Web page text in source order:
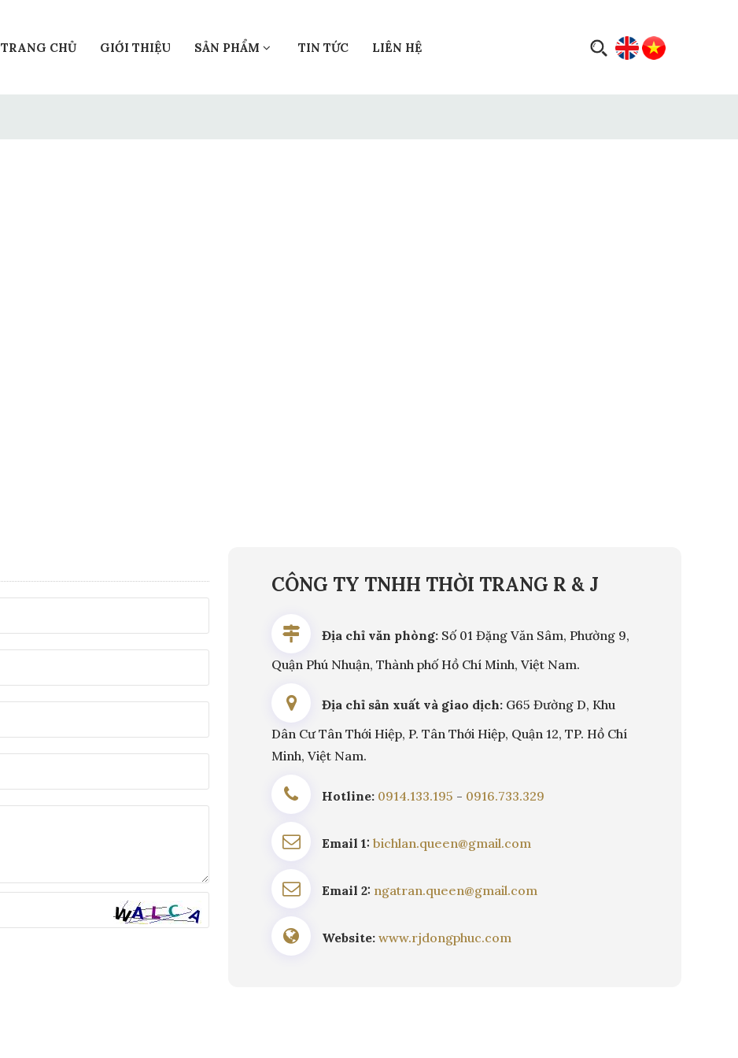
TRANG CHỦ GIỚI THIỆU SẢN PHẨM TIN TỨC LIÊN HỆ
CÔNG TY TNHH THỜI TRANG R & J
Địa chỉ văn phòng: Số 01 Đặng Văn Sâm, Phường 9,
Quận Phú Nhuận, Thành phố Hồ Chí Minh, Việt Nam.
Địa chỉ sản xuất và giao dịch: G65 Đường D, Khu
Dân Cư Tân Thới Hiệp, P. Tân Thới Hiệp, Quận 12, TP. Hồ Chí
Minh, Việt Nam.
Hotline: 0914.133.195 - 0916.733.329
Email 1: bichlan.queen@gmail.com
Email 2: ngatran.queen@gmail.com
Website: www.rjdongphuc.com